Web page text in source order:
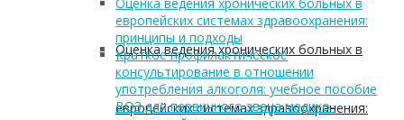
Оценка ведения хронических больных в
европейских системах здравоохранения:
европейских системах здравоохранения:
принципы и подходы
Краткое профилактическое
консультирование в отношении
употребления алкоголя: учебное пособие
ВОЗ для первичного звена медико-